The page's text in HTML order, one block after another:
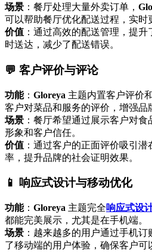
场景 ：餐厅处理大量外卖订单，
可以帮助餐厅优化配送过程，实时
价值 ：通过高效的配送管理，提
时送达，减少了配送错误。
💬 客户评价与评论
功能： Gloreya 主题内置客户评价
客户对菜品和服务的评价，增强品
场景 ：餐厅希望通过展示客户对
形象和客户信任。
价值 ：通过客户的正面评价吸引
率，提升品牌的社会证明效果。
📱 响应式设计与移动优化
功能： Gloreya 主题完全响应式设
都能完美展示，尤其是在手机端。
场景 ：越来越多的用户通过手机订
了移动端的用户体验，确保客户